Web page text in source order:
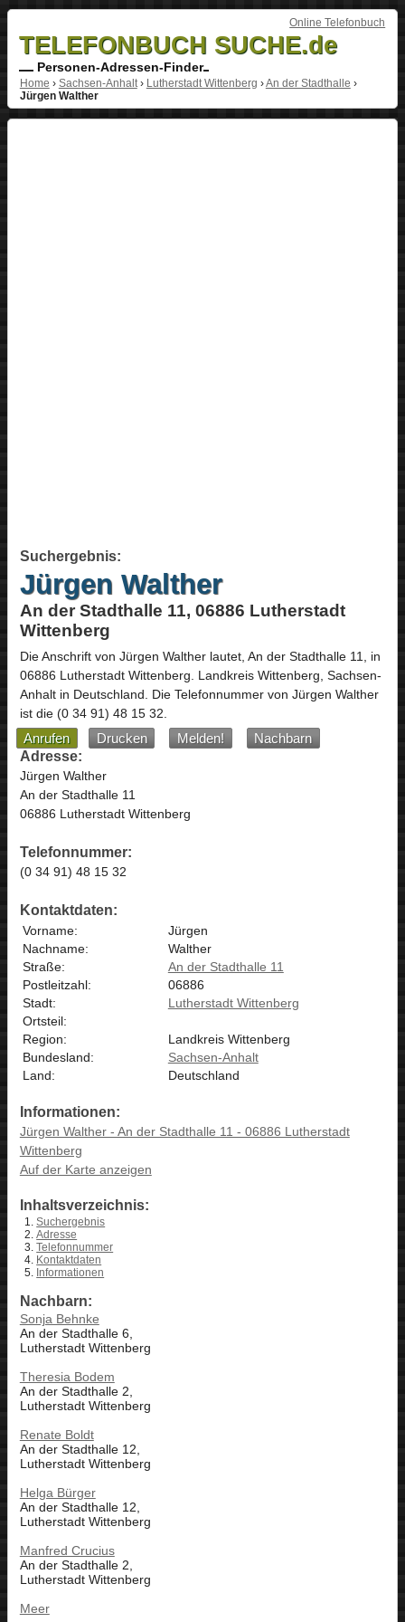
Online Telefonbuch
TELEFONBUCH SUCHE.de
Personen-Adressen-Finder
Home › Sachsen-Anhalt› Lutherstadt Wittenberg ›An der Stadthalle ›
Jürgen Walther
Suchergebnis:
Jürgen Walther
An der Stadthalle 11, 06886 Lutherstadt
Wittenberg
Die Anschrift von Jürgen Waltherlautet, An der Stadthalle 11, in
06886 Lutherstadt Wittenberg. Landkreis Wittenberg, Sachsen-
Anhaltin Deutschland. Die Telefonnummer von Jürgen Walther
ist die (0 34 91) 48 15 32.
Anrufen Drucken Melden!
Nachbarn
Adresse:
Jürgen Walther
An der Stadthalle 11
06886 Lutherstadt Wittenberg
Telefonnummer:
(0 34 91) 48 15 32
Kontaktdaten:
Vorname:
Jürgen
Nachname:
Walther
Straße:
An der Stadthalle 11
Postleitzahl:
06886
Stadt:
Lutherstadt Wittenberg
Ortsteil:
Region:
Landkreis Wittenberg
Bundesland:
Sachsen-Anhalt
Land:
Deutschland
Informationen:
Jürgen Walther - An der Stadthalle 11 - 06886 Lutherstadt
Wittenberg
Auf der Karte anzeigen
Inhaltsverzeichnis:
Suchergebnis
Adresse
Telefonnummer
Kontaktdaten
Informationen
Nachbarn:
Sonja Behnke
An der Stadthalle 6,
Lutherstadt Wittenberg
Theresia Bodem
An der Stadthalle 2,
Lutherstadt Wittenberg
Renate Boldt
An der Stadthalle 12,
Lutherstadt Wittenberg
Helga Bürger
An der Stadthalle 12,
Lutherstadt Wittenberg
Manfred Crucius
An der Stadthalle 2,
Lutherstadt Wittenberg
Meer